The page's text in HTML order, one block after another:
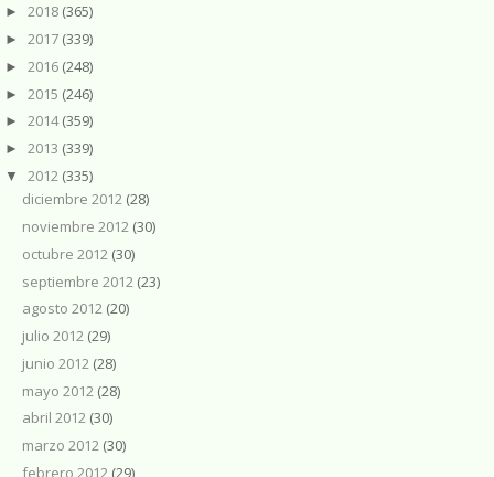
► 2018 (365)
► 2017 (339)
► 2016 (248)
► 2015 (246)
► 2014(359)
► 2013 (339)
▼ 2012 (335)
diciembre 2012 (28)
noviembre 2012 (30)
octubre 2012 (30)
septiembre 2012 (23)
agosto 2012 (20)
julio 2012 (29)
junio 2012 (28)
mayo 2012 (28)
abril 2012 (30)
marzo 2012 (30)
febrero 2012 (29)